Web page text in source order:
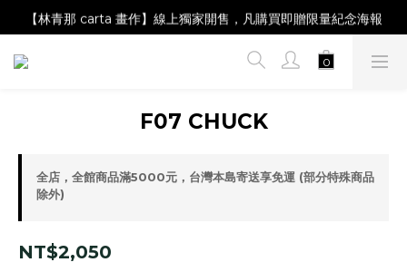
【Magazine B】單筆消費滿NT$2,000，即贈閱讀禮物明信片組
【林青那 carta 畫作】線上獨家開售，凡購買即贈限量紀念海報
【夏日降溫🧊對策單品】系列商品滿額現折 NT$300！
F07 CHUCK
全店，全館商品滿5000元，台灣本島寄送享免運 (部分特殊商品
除外)
NT$2,050